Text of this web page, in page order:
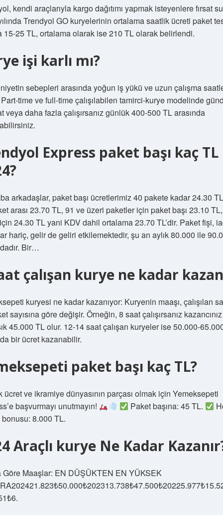
kendi araçlarıyla kargo dağıtımı yapmak isteyenlere fırsat
Trendyol GO kuryelerinin ortalama saatlik ücreti paket
15-25 TL, ortalama olarak ise 210 TL olarak belirlendi.
işi karlı mı?
sebepleri arasında yoğun iş yükü ve uzun çalışma
Part-time ve full-time çalışılabilen tamirci-kurye modelinde
veya daha fazla çalışırsanız günlük 400-500 TL arasında
Express paket başı kaç TL
arkadaşlar, paket başı ücretlerimiz 40 pakete kadar 24.30
arası 23.70 TL, 91 ve üzeri paketler için paket başı 23.10
24.30 TL yani KDV dahil ortalama 23.70 TL’dir. Paket fişi,
hariç, gelir de geliri etkilemektedir, şu an aylık 80.000 ile
Bir…
çalışan kurye ne kadar
kuryesi ne kadar kazanıyor: Kuryenin maaşı, çalışılan
sayısına göre değişir. Örneğin, 8 saat çalışırsanız kazancınız
45.000 TL olur. 12-14 saat çalışan kuryeler ise 50.000-
bir ücret kazanabilir.
paket başı kaç TL?
ücret ve ikramiye dünyasının parçası olmak için Yemeksepeti
başvurmayı unutmayın!
Paket başına: 45 TL.
8.000 TL.
Araçlı kurye Ne Kadar
Göre Maaşlar: EN DÜŞÜKTEN EN YÜKSEK